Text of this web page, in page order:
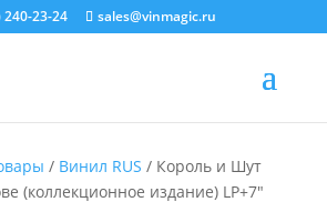
240-23-24 sales@vinmagic.ru
/ Винил RUS / Король и Шут
(коллекционное издание) LP+7″